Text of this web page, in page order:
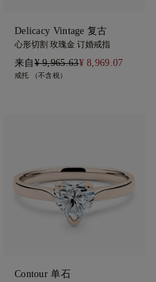
Delicacy Vintage 复古
心形切割 玫瑰金 订婚戒指
来自¥ 9,965.63¥ 8,969.07
戒托 （不含税）
Contour 单石